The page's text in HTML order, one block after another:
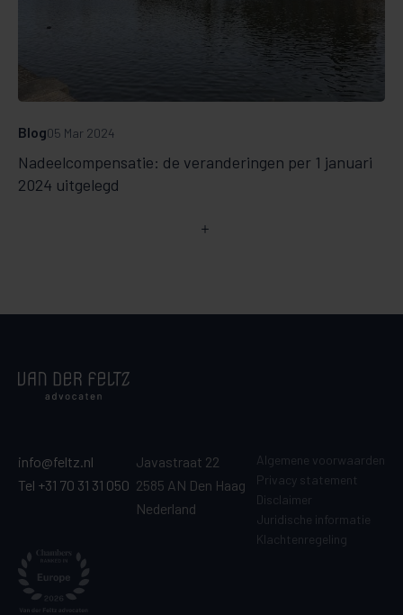
Nadeelcompensatie: de veranderingen per 1 januari
2024 uitgelegd
Blog05 Mar 2024
info@feltz.nl
Tel +31 70 31 31 050
Javastraat 22
2585 AN Den Haag
Nederland
Algemene voorwaarden
Privacy statement
Disclaimer
Juridische informatie
Klachtenregeling